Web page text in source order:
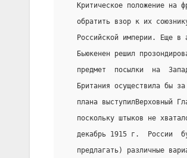
Критическое положение на
обратить взор к их
Российской империи. Еще в
Бьюкенен решил
предмет  посылки  на
Британия осуществила бы
плана выступилВерховный
поскольку штыков не
декабрь 1915 г.  России
предлагать) различные